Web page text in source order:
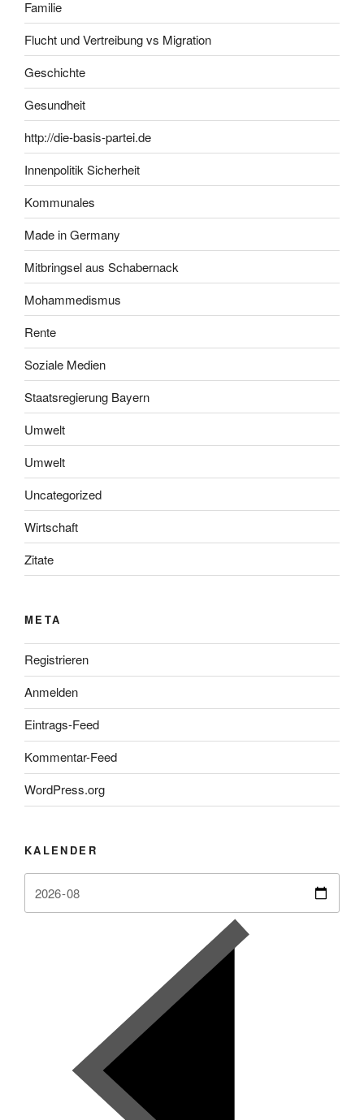
Familie
Flucht und Vertreibung vs Migration
Geschichte
Gesundheit
http://die-basis-partei.de
Innenpolitik Sicherheit
Kommunales
Made in Germany
Mitbringsel aus Schabernack
Mohammedismus
Rente
Soziale Medien
Staatsregierung Bayern
Umwelt
Umwelt
Uncategorized
Wirtschaft
Zitate
META
Registrieren
Anmelden
Eintrags-Feed
Kommentar-Feed
WordPress.org
KALENDER